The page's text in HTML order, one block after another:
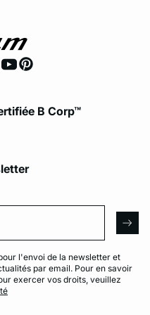
B Corp™
l'envoi de la newsletter et
par email. Pour en savoir
exercer vos droits, veuillez